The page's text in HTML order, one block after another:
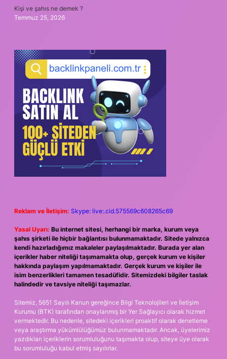
Kişi ve şahıs ne demek ?
Temmuz 25, 2026
Reklam ve İletişim: Skype: live:.cid.575569c608265c69
Yasal Uyarı: Bu internet sitesi, herhangi bir marka, kurum veya
şahıs şirketi ile hiçbir bağlantısı bulunmamaktadır. Sitede yalnızca
kendi hazırladığımız makaleler paylaşılmaktadır. Burada yer alan
içerikler haber niteliği taşımamakta olup, gerçek kurum ve kişiler
hakkında paylaşım yapılmamaktadır. Gerçek kurum ve kişiler ile
isim benzerlikleri tamamen tesadüfidir. Sitemizdeki bilgiler taslak
halindedir ve tavsiye niteliği taşımazlar.
Sitemiz, 5651 Sayılı Kanun gereğince Bilgi Teknolojileri ve İletişim
Kurumu (BTK) tarafından onaylanmış bir Yer Sağlayıcı olarak hizmet
vermektedir. Bu nedenle, sitedeki içerikleri proaktif olarak denetleme
veya araştırma yükümlülüğümüz bulunmamaktadır. Ancak, üyelerimiz
yazdıkları içeriklerin sorumluluğunu taşımakta olup, siteye üye olarak
bu sorumluluğu kabul etmiş sayılırlar.